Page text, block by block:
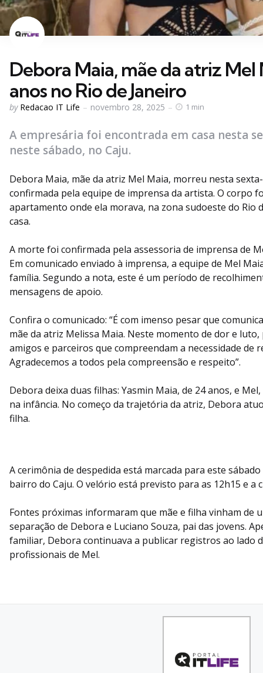
Debora Maia, mãe da atriz Mel
anos no Rio de Janeiro
Posted
by Redacao IT Life novembro 28, 2025 1 min
A empresária foi encontrada em casa nesta
neste sábado, no Caju.
Debora Maia, mãe da atriz Mel Maia, morreu nesta
confirmada pela equipe de imprensa da artista. O corpo
apartamento onde ela morava, na zona sudoeste do Rio
casa.
A morte foi confirmada pela assessoria de imprensa de
Em comunicado enviado à imprensa, a equipe de Mel
família. Segundo a nota, este é um período de
mensagens de apoio.
Confira o comunicado: “É com imenso pesar que
mãe da atriz Melissa Maia. Neste momento de dor e
amigos e parceiros que compreendam a necessidade de
Agradecemos a todos pela compreensão e respeito”.
Debora deixa duas filhas: Yasmin Maia, de 24 anos, e
na infância. No começo da trajetória da atriz, Debora
filha.
A cerimônia de despedida está marcada para este
bairro do Caju. O velório está previsto para as 12h15 e a
Fontes próximas informaram que mãe e filha vinham de
separação de Debora e Luciano Souza, pai das jovens.
familiar, Debora continuava a publicar registros ao lado
profissionais de Mel.